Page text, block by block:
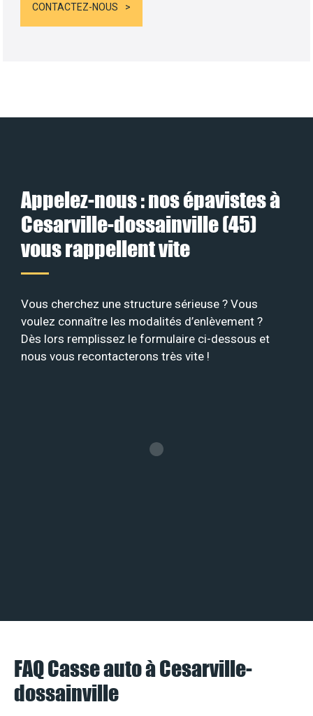
CONTACTEZ-NOUS
Appelez-nous : nos épavistes à
Cesarville-dossainville (45)
vous rappellent vite
Vous cherchez une structure sérieuse ? Vous
voulez connaître les modalités d’enlèvement ?
Dès lors remplissez le formulaire ci-dessous et
nous vous recontacterons très vite !
FAQ Casse auto à Cesarville-
dossainville